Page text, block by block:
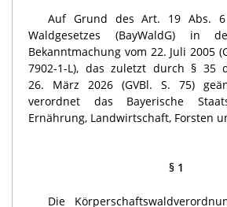
Auf Grund des Art. 19 Abs. 6
Waldgesetzes (BayWaldG) in
Bekanntmachung vom 22. Juli 2005
7902-1-L), das zuletzt durch § 35
26. März 2026 (GVBl. S. 75)
verordnet das Bayerische
Ernährung, Landwirtschaft, Forsten
§ 1
Die